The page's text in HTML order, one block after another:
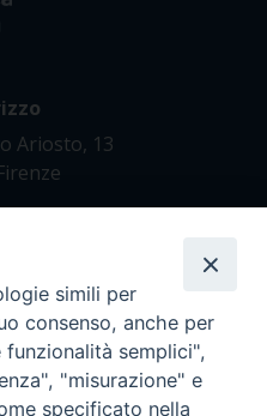
Ariosto, 13
42 82 21simili per
consenso, anche per
semplici",
"misurazione" e
specificato nella